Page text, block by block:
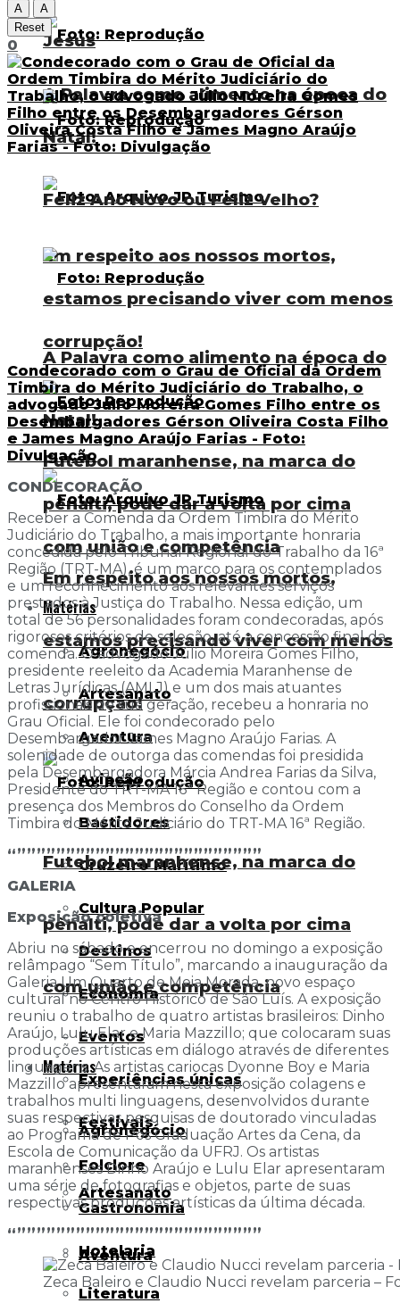
A Palavra como alimento na época do
Natal!
Em respeito aos nossos mortos,
estamos precisando viver com menos
corrupção!
Futebol maranhense, na marca do
pênalti, pode dar a volta por cima
com união e competência
Matérias
Agronegócio
Artesanato
Aventura
Aviação
Bastidores
Cruzeiro Marítimo
Cultura Popular
Destinos
Economia
Eventos
Experiências únicas
Festivais
Folclore
Gastronomia
Hotelaria
Literatura
Jesus
Feliz Ano Novo ou Feliz Velho?
A Palavra como alimento na época do
Natal!
Em respeito aos nossos mortos,
estamos precisando viver com menos
corrupção!
Futebol maranhense, na marca do
pênalti, pode dar a volta por cima
com união e competência
Matérias
Agronegócio
Artesanato
Aventura
A
A
Reset
0
Condecorado com o Grau de Oficial da Ordem
Timbira do Mérito Judiciário do Trabalho, o
advogado Júlio Moreira Gomes Filho entre os
Desembargadores Gérson Oliveira Costa Filho
e James Magno Araújo Farias - Foto:
Divulgação
CONDECORAÇÃO
Receber a Comenda da Ordem Timbira do Mérito
Judiciário do Trabalho, a mais importante honraria
concedida pelo Tribunal Regional do Trabalho da 16ª
Região (TRT-MA), é um marco para os contemplados
e um reconhecimento aos relevantes serviços
prestados à Justiça do Trabalho. Nessa edição, um
total de 56 personalidades foram condecoradas, após
rigorosos critérios de seleção, até a concessão final da
comenda. O advogado Júlio Moreira Gomes Filho,
presidente reeleito da Academia Maranhense de
Letras Jurídicas (AMLJ) e um dos mais atuantes
profissionais de sua geração, recebeu a honraria no
Grau Oficial. Ele foi condecorado pelo
Desembargador James Magno Araújo Farias. A
solenidade de outorga das comendas foi presidida
pela Desembargadora Márcia Andrea Farias da Silva,
Presidente do TRT-MA 16ª Região e contou com a
presença dos Membros do Conselho da Ordem
Timbira do Mérito Judiciário do TRT-MA 16ª Região.
“”””””””””””””””””””””””””
GALERIA
Exposição coletiva
Abriu no sábado e encerrou no domingo a exposição
relâmpago “Sem Título”, marcando a inauguração da
Galeria Um Quarto de Meia Morada, novo espaço
cultural no Centro Histórico de São Luís. A exposição
reuniu o trabalho de quatro artistas brasileiros: Dinho
Araújo, Lulu Elar e Maria Mazzillo; que colocaram suas
produções artísticas em diálogo através de diferentes
linguagens. As artistas cariocas Dyonne Boy e Maria
Mazzillo apresentaram nesta exposição colagens e
trabalhos multi linguagens, desenvolvidos durante
suas respectivas pesquisas de doutorado vinculadas
ao Programa de Pós Graduação Artes da Cena, da
Escola de Comunicação da UFRJ. Os artistas
maranhenses Dinho Araújo e Lulu Elar apresentaram
uma série de fotografias e objetos, parte de suas
respectivas produções artísticas da última década.
“”””””””””””””””””””””””””
Zeca Baleiro e Claudio Nucci revelam parceria –